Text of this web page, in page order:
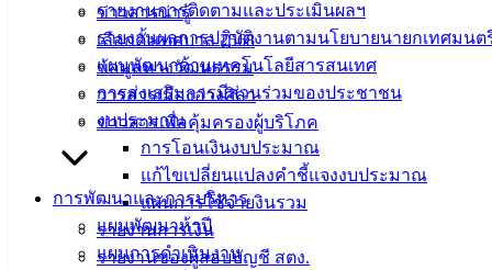
รายงานการติดตามและประเมินผลฯ
รายงานผลการปฏิบัติงานตามนโยบายนายกเทศมนต
แผนพัฒนาด้านเทคโนโลยีสารสนเทศ
การส่งเสริมการมีส่วนร่วมของประชาชน
งบประมาณ
การโอนเงินงบประมาณ
แก้ไขเปลี่ยนแปลงคำชี้แจงงบประมาณ
แผนการใช้จ่ายงินรวม
รายงานการเงิน
รายงานของผู้สอบบัญชี สตง.
ข่าวสารน่ารู้
เลือกตั้งเทศบาล 2568
ข้อมูลทางวัฒนธรรม
วารสารเมืองอ่างศิลา
ข่าวสารเพื่อคุ้มครองผู้บริโภค
การพัฒนาและการบริหาร
แผนพัฒนาห้าปี
แผนการดำเนินงาน
แต่งตั้ง ย้ายมาจาก เทศบาลตำบลพระแท่น จังหวัดกาญจนบุรี
7. นายวิชัย ควรมูล ตำแหน่ง หัวหน้าฝ่ายส่งเสริมและพัฒนา
บุคลากร ย้ายมาจาก เทศบาลตำบลบวกค้าง จังหวัดเชียงใหม่
8. นางสราญ นิรันรัตน์ ตำแหน่ง พยาบาลวิชาชีพ ย้ายมาจาก
องค์การบริหารส่วนจังหวัดชลบุรี
9. นายพงศกร มะลิซ้อน ตำแหน่ง หัวหน้าฝ่ายการโยธา ย้ายมา
จาก เทศบาลเมืองอ่างศิลา จังหวัดชลบุรี